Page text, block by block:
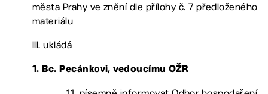
města Prahy ve znění dle přílohy č. 7 předloženého
materiálu
III. ukládá
1. Bc. Pecánkovi, vedoucímu OŽR